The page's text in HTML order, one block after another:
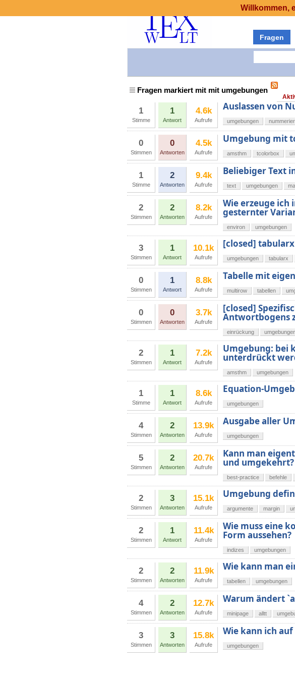
Fragen
Fragen markiert mit mit umgebungen
1
Stimme
1
Antwort
4.6k
Aufrufe
Auslassen von
umgebungen
0
Stimmen
0
Antworten
4.5k
Aufrufe
Umgebung mit
amsthm tcolorbox
1
Stimme
2
Antworten
9.4k
Aufrufe
Beliebiger Text
text umgebungen
2
Stimmen
2
Antworten
8.2k
Aufrufe
Wie erzeuge ich
gesternter
environ umgebungen
3
Stimmen
1
Antwort
10.1k
Aufrufe
[closed]
umgebungen tabularx
0
Stimmen
1
Antwort
8.8k
Aufrufe
Tabelle mit
multirow tabellen
0
Stimmen
0
Antworten
3.7k
Aufrufe
[closed]
Antwortbogens
einrückung
2
Stimmen
1
Antwort
7.2k
Aufrufe
Umgebung: bei
unterdrückt
amsthm umgebungen
1
Stimme
1
Antwort
8.6k
Aufrufe
Equation-
umgebungen
4
Stimmen
2
Antworten
13.9k
Aufrufe
Ausgabe aller
umgebungen
5
Stimmen
2
Antworten
20.7k
Aufrufe
Kann man
und umgekehrt?
best-practice befehle
2
Stimmen
3
Antworten
15.1k
Aufrufe
Umgebung
argumente margin
2
Stimmen
1
Antwort
11.4k
Aufrufe
Wie muss eine
Form aussehen?
indizes umgebungen
2
Stimmen
2
Antworten
11.9k
Aufrufe
Wie kann man
tabellen umgebungen
4
Stimmen
2
Antworten
12.7k
Aufrufe
Warum ändert
minipage alltt
3
Stimmen
3
Antworten
15.8k
Aufrufe
Wie kann ich
umgebungen
Willkommen,